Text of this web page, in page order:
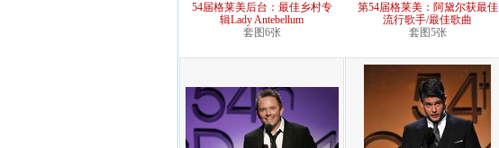
54届格莱美后台：最佳乡村专
辑Lady Antebellum
套图6张
第54届格莱美：阿黛尔获最佳
流行歌手/最佳歌曲
套图5张